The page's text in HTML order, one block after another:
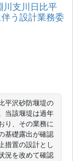
川支川日比平
う設計業務委
平沢砂防堰堤の
当該堰堤は過年
り、その業務に
基礎露出が確認
措置の設計とし
況を改めて確認